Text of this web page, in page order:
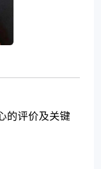
的评价及关键